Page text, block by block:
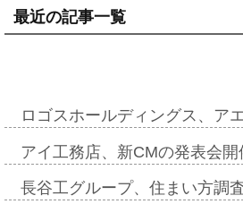
最近の記事一覧
ロゴスホールディングス、ア
アイ工務店、新CMの発表会
長谷工グループ、住まい方調